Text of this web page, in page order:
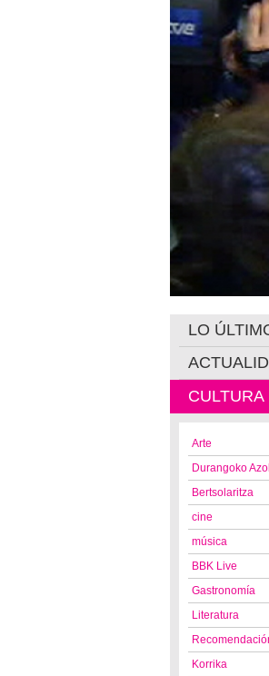
LO
CULTURA
Arte
Durangoko
Bertsolaritza
cine
música
BBK Live
Gastronomía
Literatura
Korrika